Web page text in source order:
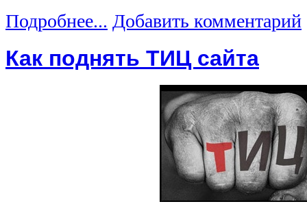
Подробнее... Добавить комментарий
Как поднять ТИЦ сайта